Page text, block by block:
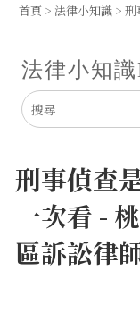
首頁 > 法律小知識 > 刑
法律小知識
刑事偵查
一次看 -
區訴訟律